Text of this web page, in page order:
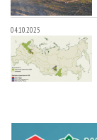
04.10.2025